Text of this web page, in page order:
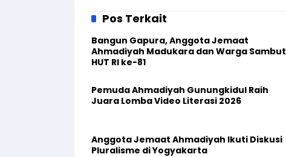
Pos Terkait
Bangun Gapura, Anggota Jemaat
Ahmadiyah Madukara dan Warga Sambut
HUT RI ke-81
Pemuda Ahmadiyah Gunungkidul Raih
Juara Lomba Video Literasi 2026
Anggota Jemaat Ahmadiyah Ikuti Diskusi
Pluralisme di Yogyakarta